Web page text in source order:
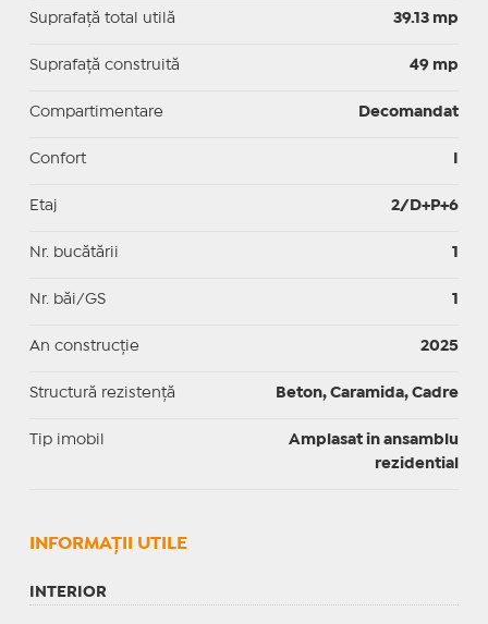
Suprafaţă total utilă 39.13 mp
Suprafaţă construită 49 mp
Compartimentare Decomandat
Confort
Etaj 2/D+P+6
Nr. bucătării 1
Nr. băi/GS 1
An construcție 2025
Structură rezistență Beton, Caramida, Cadre
Tip imobil
Amplasat in ansamblu
rezidential
INFORMAŢII UTILE
INTERIOR